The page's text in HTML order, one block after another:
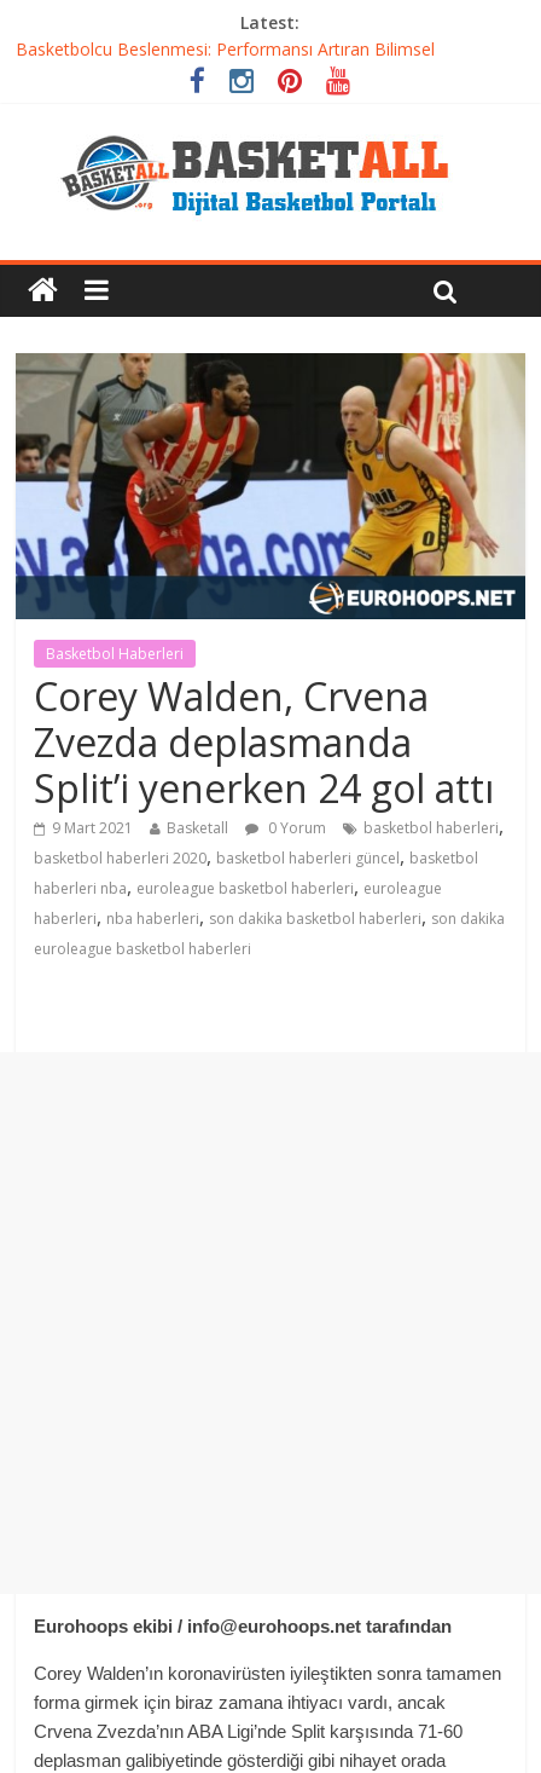
Latest:
Basketbolcu Beslenmesi: Performansı Artıran Bilimsel
Basketbolda Şut Antrenmanı ve Grafik Oluşturma
Dünyanın En İyi Basketbol Takımı: Gerçek Şampiyon Kim?
Etkili Basketbol Antrenmanı Nasıl Olmalı
Basketbol Haberleri
Corey Walden, Crvena
Zvezda deplasmanda
Split’i yenerken 24 gol attı
9 Mart 2021 Basketall 0 Yorum basketbol haberleri,
basketbol haberleri 2020, basketbol haberleri güncel, basketbol
haberleri nba, euroleague basketbol haberleri, euroleague
haberleri, nba haberleri, son dakika basketbol haberleri, son dakika
euroleague basketbol haberleri
Eurohoops ekibi / info@eurohoops.net tarafından
Corey Walden’ın koronavirüsten iyileştikten sonra tamamen
forma girmek için biraz zamana ihtiyacı vardı, ancak
Crvena Zvezda’nın ABA Ligi’nde Split karşısında 71-60
deplasman galibiyetinde gösterdiği gibi nihayet orada